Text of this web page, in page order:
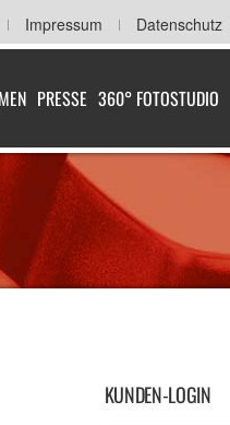
Impressum Datenschutz
PRESSE 360° FOTOSTUDIO
KUNDEN-LOGIN